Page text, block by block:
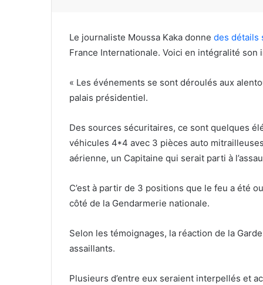
Le journaliste Moussa Kaka donne des détails
France Internationale. Voici en intégralité son
« Les événements se sont déroulés aux
palais présidentiel.
Des sources sécuritaires, ce sont quelques
véhicules 4*4 avec 3 pièces auto
aérienne, un Capitaine qui serait parti à
C’est à partir de 3 positions que le feu a été
côté de la Gendarmerie nationale.
Selon les témoignages, la réaction de la
assaillants.
Plusieurs d’entre eux seraient interpellés et